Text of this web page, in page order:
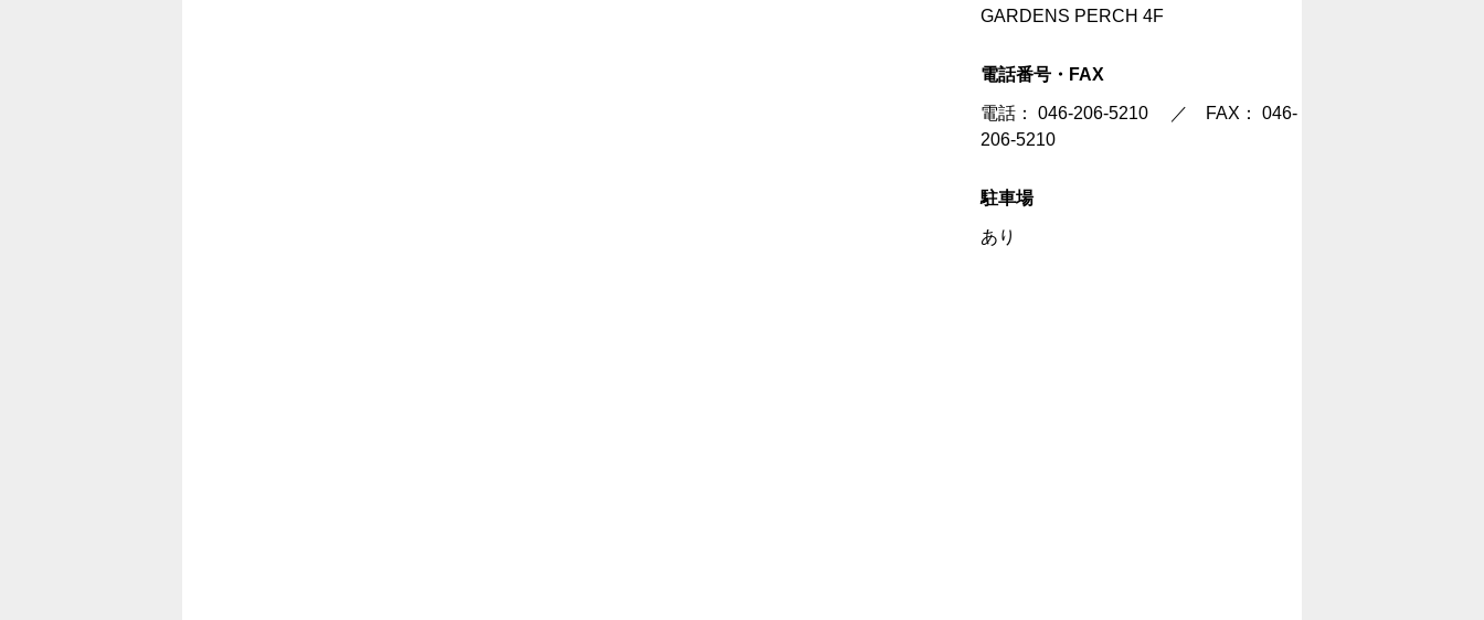
GARDENS PERCH 4F
電話番号・FAX
電話： 046-206-5210
／ FAX： 046-
206-5210
駐車場
あり